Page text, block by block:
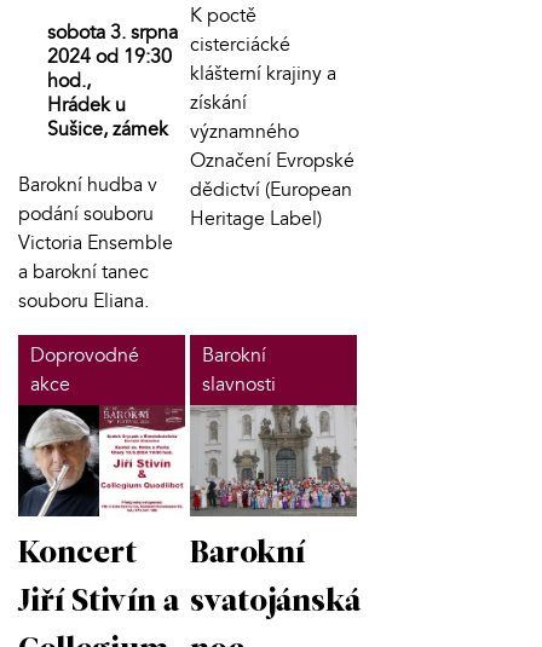
sobota 3. srpna
2024 od 19:30
hod.,
Hrádek u
Sušice, zámek
Barokní hudba v
podání souboru
Victoria Ensemble
a barokní tanec
souboru Eliana.
K poctě
cisterciácké
klášterní krajiny a
získání
významného
Označení Evropské
dědictví (European
Heritage Label)
Doprovodné
akce
Koncert
Jiří Stivín a
Barokní
slavnosti
Barokní
svatojánská